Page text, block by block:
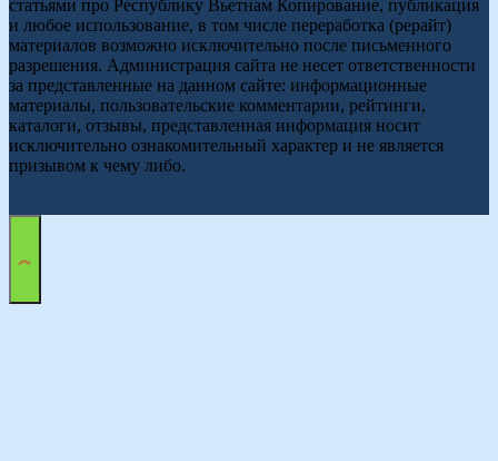
статьями про Республику Вьетнам Копирование, публикация
и любое использование, в том числе переработка (рерайт)
материалов возможно исключительно после письменного
разрешения. Администрация сайта не несет ответственности
за представленные на данном сайте: информационные
материалы, пользовательские комментарии, рейтинги,
каталоги, отзывы, представленная информация носит
исключительно ознакомительный характер и не является
призывом к чему либо.